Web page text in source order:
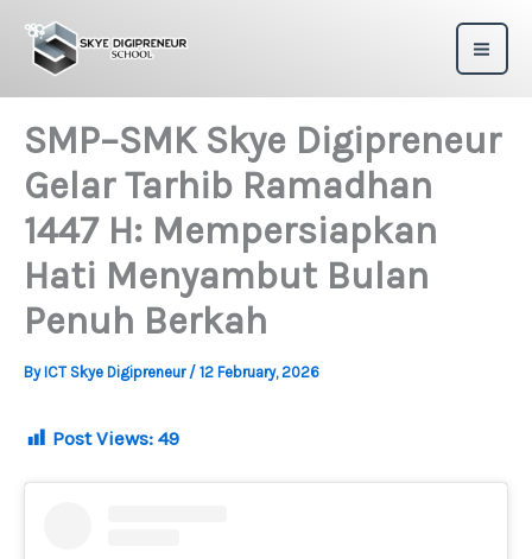
content
SMP–SMK Skye Digipreneur
Gelar Tarhib Ramadhan
1447 H: Mempersiapkan
Hati Menyambut Bulan
Penuh Berkah
By ICT Skye Digipreneur / 12 February, 2026
Post Views: 49